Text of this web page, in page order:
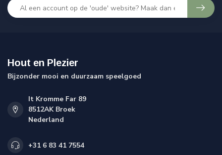
Hout en Plezier
Bijzonder mooi en duurzaam speelgoed
It Kromme Far 89
8512AK Broek
Nederland
+31 6 83 41 7554